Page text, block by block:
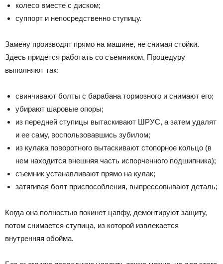
колесо вместе с диском;
суппорт и непосредственно ступицу.
Замену производят прямо на машине, не снимая стойки.
Здесь придется работать со съемником. Процедуру
выполняют так:
свинчивают болты с барабана тормозного и снимают его;
убирают шаровые опоры;
из передней ступицы вытаскивают ШРУС, а затем удалят
и ее саму, воспользовавшись зубилом;
из кулака поворотного вытаскивают стопорное кольцо (в
нем находится внешняя часть испорченного подшипника);
съемник устанавливают прямо на кулак;
затягивая болт приспособления, выпрессовывают деталь;
Когда она полностью покинет цапфу, демонтируют защиту,
потом снимается ступица, из которой извлекается
внутренняя обойма.